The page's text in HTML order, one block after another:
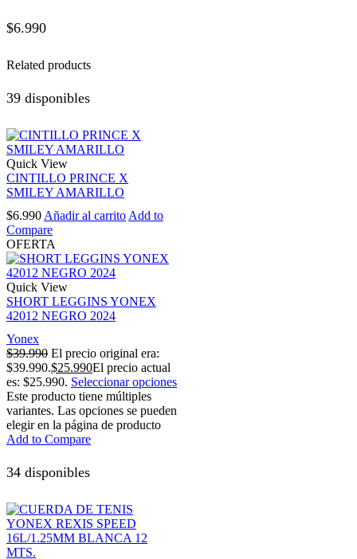
$6.990
Related products
39 disponibles
Quick View
CINTILLO PRINCE X
SMILEY AMARILLO
$6.990 Añadir al carrito Add to
Compare
OFERTA
Quick View
SHORT LEGGINS YONEX
42012 NEGRO 2024
Yonex
$39.990 El precio original era:
$39.990.$25.990El precio actual
es: $25.990. Seleccionar opciones
Este producto tiene múltiples
variantes. Las opciones se pueden
elegir en la página de producto
Add to Compare
34 disponibles